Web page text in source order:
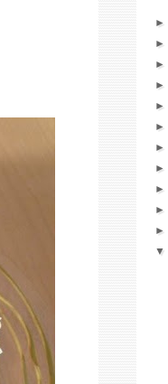
►
►
►
►
►
►
►
►
►
►
►
▼